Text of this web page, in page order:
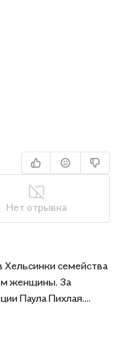
Нет отрывка
Хельсинки семейства
женщины. За
Паула Пихлая.
назад вели в Африке.